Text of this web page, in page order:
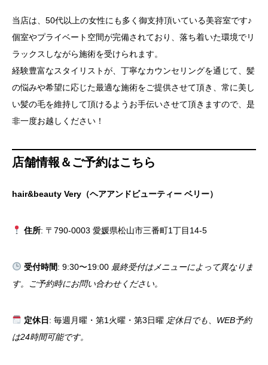
当店は、50代以上の女性にも多く御支持頂いている美容室です♪
個室やプライベート空間が完備されており、落ち着いた環境でリ
ラックスしながら施術を受けられます。
経験豊富なスタイリストが、丁寧なカウンセリングを通じて、髪
の悩みや希望に応じた最適な施術をご提供させて頂き、常に美し
い髪の毛を維持して頂けるようお手伝いさせて頂きますので、是
非一度お越しください！
店舗情報＆ご予約はこちら
hair&beauty Very（ヘアアンドビューティー ベリー）
住所: 〒790-0003 愛媛県松山市三番町1丁目14-5
受付時間: 9:30〜19:00 最終受付はメニューによって異なりま
す。ご予約時にお問い合わせください。
定休日: 毎週月曜・第1火曜・第3日曜 定休日でも、WEB予約
は24時間可能です。